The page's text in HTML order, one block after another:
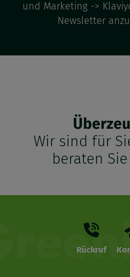
und Marketing ->
Newsletter
Wir sind für
beraten
Rückruf